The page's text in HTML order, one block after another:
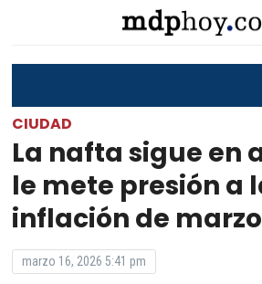
CIUDAD
La nafta sigue en
le mete presión a
inflación de marzo
marzo 16, 2026 5:41 pm